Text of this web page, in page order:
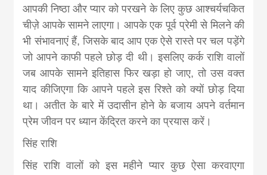
आपकी निष्ठा और प्यार को परखने के लिए कुछ आश्चर्यचकित
चीज़े आपके सामने लाएगा। आपके एक पूर्व प्रेमी से मिलने की
भी संभावनाएं हैं, जिसके बाद आप एक ऐसे रास्ते पर चल पड़ेंगे
जो आपने काफी पहले छोड़ दी थी। इसलिए कर्क राशि वालों
जब आपके सामने इतिहास फिर खड़ा हो जाए, तो उस वक्त
याद कीजिएगा कि आपने पहले इस रिश्ते को क्यों छोड़ दिया
था। अतीत के बारे में उदासीन होने के बजाय अपने वर्तमान
प्रेम जीवन पर ध्यान केंद्रित करने का प्रयास करें।
सिंह राशि
सिंह राशि वालों को इस महीने प्यार कुछ ऐसा करवाएगा